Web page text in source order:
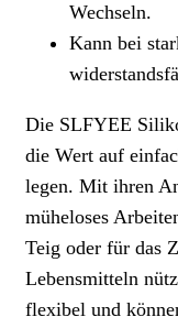
Wechseln.
Kann bei
Die SLFYEE
die Wert auf
legen. Mit ihren
müheloses
Teig oder für das
Lebensmitteln
flexibel und